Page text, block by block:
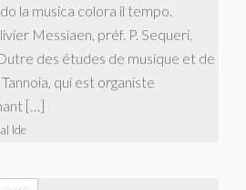
la musica colora il tempo.
Messiaen, préf. P. Sequeri,
des études de musique et de
qui est organiste
[…]
Ide